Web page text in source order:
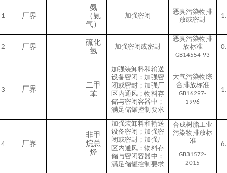
1 厂界
氨
（氨
气）
加强密闭
恶臭污染物排
放或密封
2 厂界
硫化
氢
加强密闭或密封
恶臭污染物排
放标准
GB14554-93
3 厂界
二甲
苯
加强装卸料和输送
设备密闭；加强密
闭或密封；加强厂
区内通风；物料存
储与密闭容器中；
满足储罐控制要求
大气污染物综
合排放标准
GB16297-
1996
4 厂界
非甲
烷总
烃
加强装卸料和输送
设备密闭；加强密
闭或密封；加强厂
区内通风；物料存
储与密闭容器中；
满足储罐控制要求
合成树脂工业
污染物排放标
准
GB31572-
2015